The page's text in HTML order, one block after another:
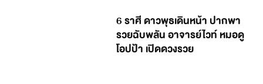
6 ราศี ดาวพุธเดินหน้า ปากพา
รวยฉับพลัน อาจารย์ไวท์ หมอดู
โอปป้า เปิดดวงรวย